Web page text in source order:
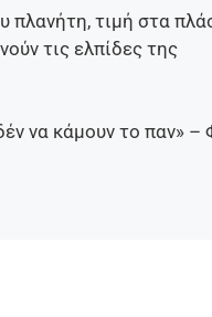
πλανήτη, τιμή στα
τις ελπίδες της
να κάμουν το παν» –